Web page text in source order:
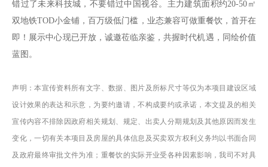
错过了未来科技城，不要错过中国视谷。主力建筑面积约20-50㎡
双地铁TOD小金铺，百万级低门槛，业态兼容可做重餐饮，首开在
即！展示中心现已开放，诚邀莅临亲鉴，共握时代机遇，同绘价值
蓝图。
声明：本宣传资料所有文字、数据、图片及所标尺寸等仅为本项目建设区域
设计效果的表达和示意，为要约邀请，不构成要约或承诺，本文提及的相关
宣传内容不排除因政府相关规划、规定、出卖人分期规划及其他原因而发生
变化，一切有关本项目及房屋的具体信息及买卖双方权利义务均以书面合同
及政府最终审批文件为准；重餐饮的实际开业受各种因素影响，我司不对具